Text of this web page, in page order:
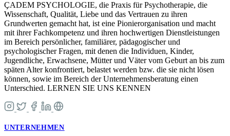
ÇADEM PSYCHOLOGIE, die Praxis für Psychotherapie, die
Wissenschaft, Qualität, Liebe und das Vertrauen zu ihren
Grundwerten gemacht hat, ist eine Pionierorganisation und macht
mit ihrer Fachkompetenz und ihren hochwertigen Dienstleistungen
im Bereich persönlicher, familiärer, pädagogischer und
psychologischer Fragen, mit denen die Individuen, Kinder,
Jugendliche, Erwachsene, Mütter und Väter vom Geburt an bis zum
späten Alter konfrontiert, belastet werden bzw. die sie nicht lösen
können, sowie im Bereich der Unternehmensberatung einen
Unterschied. LERNEN SIE UNS KENNEN
UNTERNEHMEN